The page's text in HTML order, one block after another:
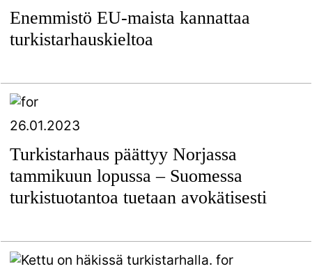
Enemmistö EU-maista kannattaa
turkistarhauskieltoa
26.01.2023
Turkistarhaus päättyy Norjassa
tammikuun lopussa – Suomessa
turkistuotantoa tuetaan avokätisesti